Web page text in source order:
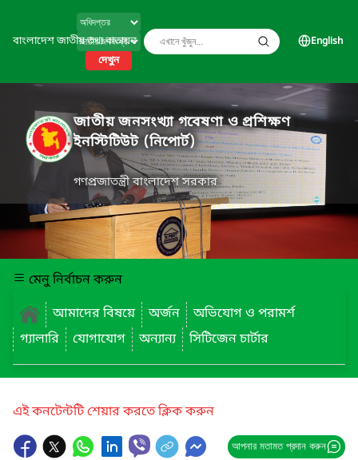
বাংলাদেশ জাতীয় তথ্য বাতায়ন
দেখুন
English
জাতীয় জনসংখ্যা গবেষণা ও প্রশিক্ষণ
ইনস্টিটিউট (নিপোর্ট)
গণপ্রজাতন্ত্রী বাংলাদেশ সরকার
মেনু নির্বাচন করুন
আমাদের বিষয়ে
অর্জন
অভিযোগ ও পরামর্শ
গ্যালারি
যোগাযোগ অন্যান্য সিটিজেন চার্টার
এই কনটেন্টটি শেয়ার করতে ক্লিক করুন
আপনার মতামত প্রদান করুন